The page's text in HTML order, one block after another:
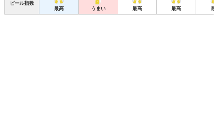
ビール指数
最高
うまい 最高 最高 最